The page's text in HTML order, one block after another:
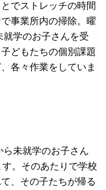
でストレッチの時間
事業所内の掃除。曜
就学のお子さんを受
どもたちの個別課題
各々作業をしていま
未就学のお子さん
。そのあたりで学校
、その子たちが帰る